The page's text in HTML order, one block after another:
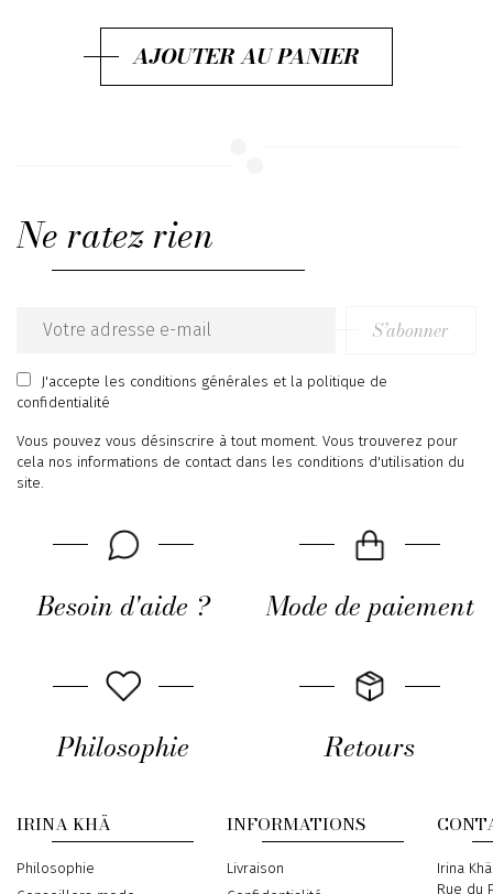
AJOUTER AU PANIER
Ne ratez rien
Email
address
S’abonner
J'accepte les conditions générales et la politique de
confidentialité
Vous pouvez vous désinscrire à tout moment. Vous trouverez pour
cela nos informations de contact dans les conditions d'utilisation du
site.
Besoin d'aide ? Mode de paiement
Philosophie Retours
IRINA KHÄ
Philosophie
INFORMATIONS
Livraison
Address
Irina Khä
Rue du